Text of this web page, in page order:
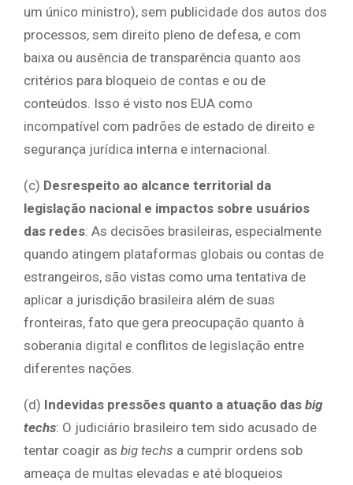
um único ministro), sem publicidade dos autos dos
processos, sem direito pleno de defesa, e com
baixa ou ausência de transparência quanto aos
critérios para bloqueio de contas e ou de
conteúdos. Isso é visto nos EUA como
incompatível com padrões de estado de direito e
segurança jurídica interna e internacional.
(c) Desrespeito ao alcance territorial da
legislação nacional e impactos sobre usuários
das redes: As decisões brasileiras, especialmente
quando atingem plataformas globais ou contas de
estrangeiros, são vistas como uma tentativa de
aplicar a jurisdição brasileira além de suas
fronteiras, fato que gera preocupação quanto à
soberania digital e conflitos de legislação entre
diferentes nações.
(d) Indevidas pressões quanto a atuação das big
techs: O judiciário brasileiro tem sido acusado de
tentar coagir as big techs a cumprir ordens sob
ameaça de multas elevadas e até bloqueios